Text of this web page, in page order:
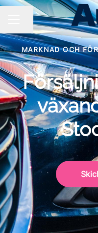
KARRIÄRMENY
Dela sidan
MARKNAD OCH